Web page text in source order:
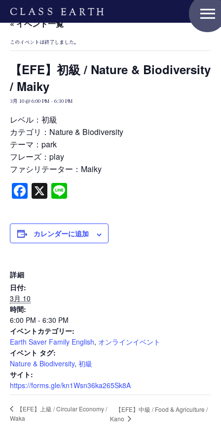
menu
Home
Nature Positive Members
Uniform Project
Art Project
Product Planning
Events
Journal
Interview
Online Shop
« イベント一覧
このイベントは終了しました。
【EFE】初級 / Nature & Biodiversity
/ Maiky
3月 10 @ 6:00 PM - 6:30 PM
レベル：初級
カテゴリ：Nature & Biodiversity
テーマ：park
フレーズ：play
ファシリテーター：Maiky
Facebook
X
カレンダーに追加
詳細
日付:
3月 10
時間:
6:00 PM - 6:30 PM
イベントカテゴリー:
Earth Saver Family English, オンラインイベント
イベント タグ:
Nature & Biodiversity, 初級
サイト:
https://forms.gle/kn1Wsn36ka265Sk8A
【EFE】上級 / Circular Economy /
Waka
【EFE】中級 / Food & Agriculture /
Kano